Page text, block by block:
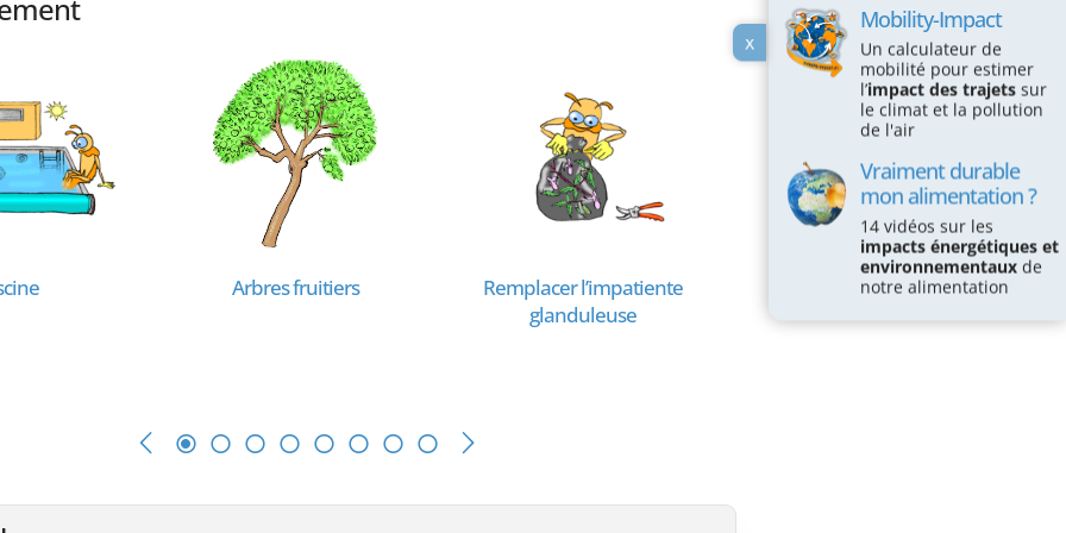
Arbres fruitiers
Remplacer l’impatiente
glanduleuse
Éclairage de jardin
x
Mobility-Impact
Un calculateur de
mobilité pour estimer
l’impact des trajets sur
le climat et la pollution
de l'air
Vraiment durable
mon alimentation ?
14 vidéos sur les
impacts énergétiques et
environnementaux de
notre alimentation